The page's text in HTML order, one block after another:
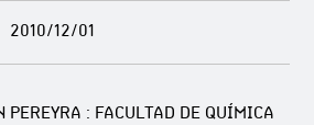
2010/12/01
PEREYRA : FACULTAD DE QUÍMICA